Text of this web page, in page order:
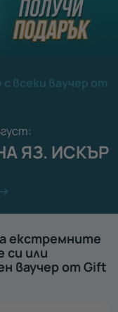
всеки ваучер от
ЯЗ. ИСКЪР
екстремните
си или
ваучер от Gift